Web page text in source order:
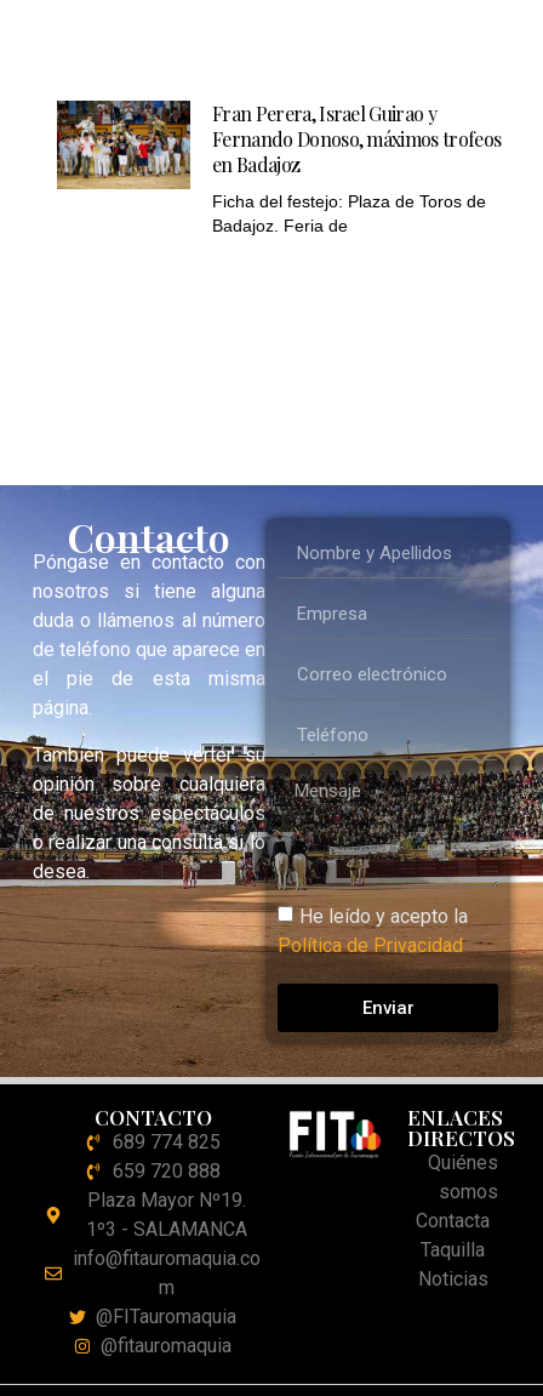
Fran Perera, Israel Guirao y
Fernando Donoso, máximos trofeos
en Badajoz
Ficha del festejo: Plaza de Toros de
Badajoz. Feria de
Contacto
Póngase en contacto con
nosotros si tiene alguna
duda o llámenos al número
de teléfono que aparece en
el pie de esta misma
página.
También puede verter su
opinión sobre cualquiera
de nuestros espectáculos
o realizar una consulta si lo
desea.
He leído y acepto la
Política de Privacidad
Enviar
CONTACTO
689 774 825
659 720 888
Plaza Mayor Nº19.
1º3 - SALAMANCA
info@fitauromaquia.co
m
@FITauromaquia
@fitauromaquia
ENLACES
DIRECTOS
Quiénes
somos
Contacta
Taquilla
Noticias